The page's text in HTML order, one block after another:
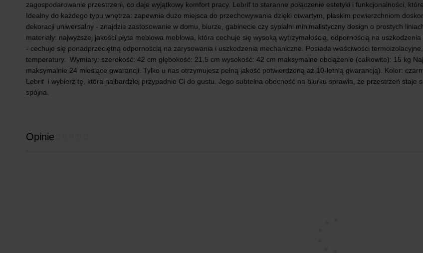
zagospodarowanie przestrzeni, co daje wyjątkowy komfort pracy. Lebrif to staranne połączenie estetyki i funkcjonalności,
Idealny do każdego typu wnętrza: zapewnia dużo miejsca do przechowywania dzięki otwartym, płaskim powierzchniom
dekoracji uniwersalny - znajdzie zastosowanie w domu, biurze, gabinecie czy sypialni minimalistyczny design o prostych
materiały: najwyższej jakości płyta meblowa meblowa, która cechuje się wysoką wytrzymałością, odpornością na
- cechuje się ponadprzeciętną odpornością na zarysowania i uszkodzenia mechaniczne. Posiada właściwości
temperatury. ​ Wymiary: szerokość: 42 cm głębokość: 21,5 cm wysokość: 42 cm maksymalne obciążenie (całkowite): 15 kg
maksymalnie 24 miesiące gwarancji. Tylko u nas otrzymujesz pełną jakość potwierdzoną aż 10-letnią gwarancją). Kolor:
Lebrif i wybierz tę, która najbardziej przypadnie Ci do gustu. Jego subtelna obecność na biurku sprawia, że przestrzeń staje
spójna.
Opinie